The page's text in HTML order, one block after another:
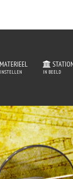
MATERIEEL
IN BEELD